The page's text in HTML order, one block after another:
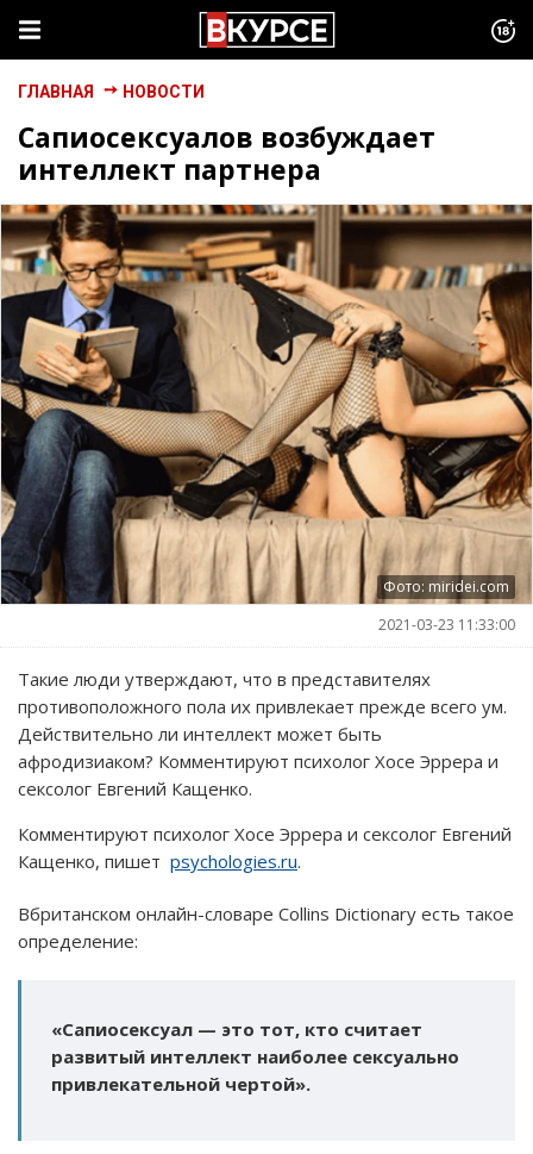
ГЛАВНАЯ НОВОСТИ
Сапиосексуалов возбуждает
интеллект партнера
Фото: miridei.com
2021-03-23 11:33:00
Такие люди утверждают, что в представителях
противоположного пола их привлекает прежде всего ум.
Действительно ли интеллект может быть
афродизиаком? Комментируют психолог Хосе Эррера и
сексолог Евгений Кащенко.
Комментируют психолог Хосе Эррера и сексолог Евгений
Кащенко, пишет psychologies.ru.
Вбританском онлайн-словаре Collins Dictionary есть такое
определение:
«Сапиосексуал — это тот, кто считает
развитый интеллект наиболее сексуально
привлекательной чертой».